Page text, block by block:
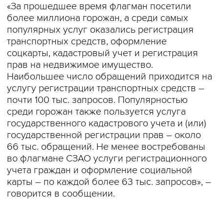
«За прошедшее время флагман посетили
более миллиона горожан, а среди самых
популярных услуг оказались регистрация
транспортных средств, оформление
соцкарты, кадастровый учет и регистрация
прав на недвижимое имущество.
Наибольшее число обращений приходится на
услугу регистрации транспортных средств –
почти 100 тыс. запросов. Популярностью
среди горожан также пользуется услуга
государственного кадастрового учета и (или)
государственной регистрации прав – около
66 тыс. обращений. Не менее востребованы
во флагмане СЗАО услуги регистрационного
учета граждан и оформление социальной
карты – по каждой более 63 тыс. запросов», –
говорится в сообщении.